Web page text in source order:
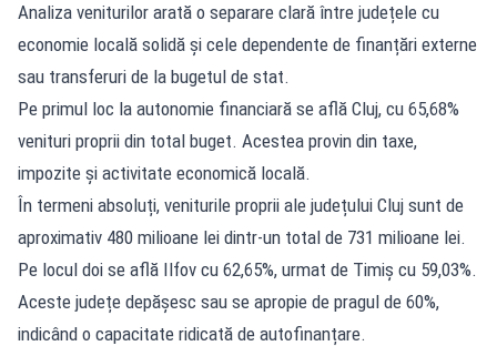
Analiza veniturilor arată o separare clară între județele cu
economie locală solidă și cele dependente de finanțări externe
sau transferuri de la bugetul de stat.
Pe primul loc la autonomie financiară se află Cluj, cu 65,68%
venituri proprii din total buget. Acestea provin din taxe,
impozite și activitate economică locală.
În termeni absoluți, veniturile proprii ale județului Cluj sunt de
aproximativ 480 milioane lei dintr-un total de 731 milioane lei.
Pe locul doi se află Ilfov cu 62,65%, urmat de Timiș cu 59,03%.
Aceste județe depășesc sau se apropie de pragul de 60%,
indicând o capacitate ridicată de autofinanțare.